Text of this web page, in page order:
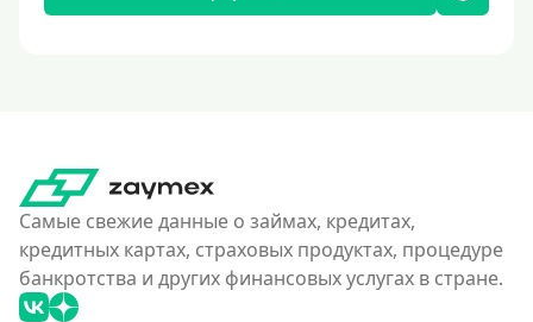
Самые свежие данные о займах, кредитах,
кредитных картах, страховых продуктах, процедуре
банкротства и других финансовых услугах в стране.